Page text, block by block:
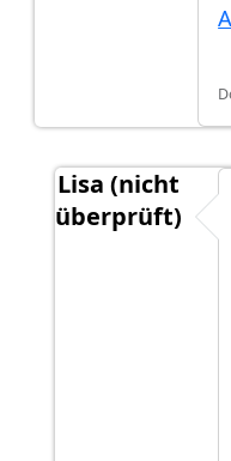
Lisa (nicht
überprüft)
9-